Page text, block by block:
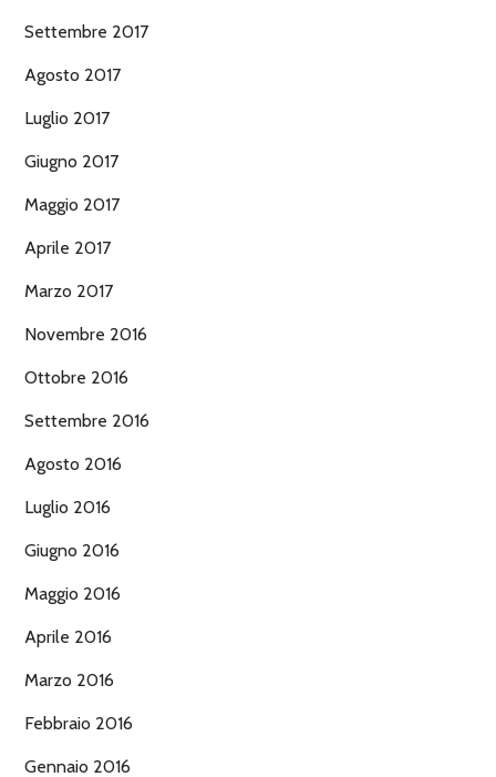
Settembre 2017
Agosto 2017
Luglio 2017
Giugno 2017
Maggio 2017
Aprile 2017
Marzo 2017
Novembre 2016
Ottobre 2016
Settembre 2016
Agosto 2016
Luglio 2016
Giugno 2016
Maggio 2016
Aprile 2016
Marzo 2016
Febbraio 2016
Gennaio 2016